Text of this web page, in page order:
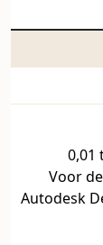
0,01
Voor
Autodesk